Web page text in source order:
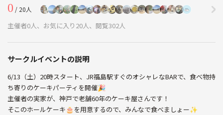
0 / 20人
主催者0人、お気に入り20人、閲覧302人
サークルイベントの説明
6/13（土）20時スタート、JR福島駅すぐのオシャレなBARで、食べ物持
ち寄りのケーキパーティを開催🎉
主催者の実家が、神戸で老舗60年のケーキ屋さんです！
そこのホールケーキ🎂を用意するので、みんなで食べましょー✨